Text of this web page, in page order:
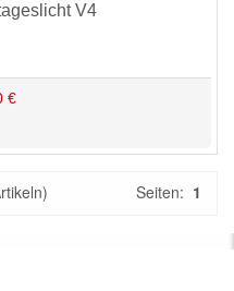
V4
€
Seiten: 1